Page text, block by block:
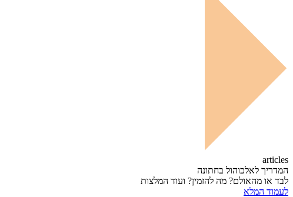
articles
המדריך לאלכוהול בחתונה
לבד או מהאולם? מה להזמין? ועוד המלצות
לעמוד המלא